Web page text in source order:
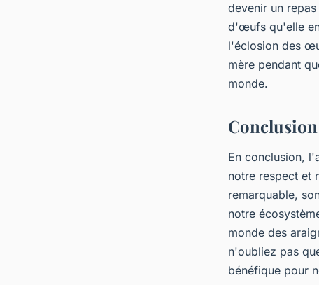
devenir un
d'œufs qu'elle
l'éclosion des
mère pendant
monde.
Conclusion
En conclusion,
notre respect et
remarquable,
notre
monde des
n'oubliez pas
bénéfique pour